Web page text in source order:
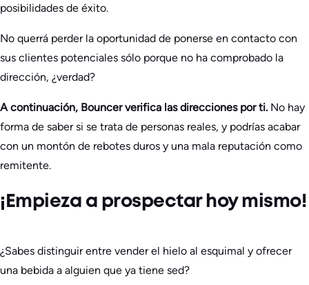
posibilidades de éxito.
No querrá perder la oportunidad de ponerse en contacto con
sus clientes potenciales sólo porque no ha comprobado la
dirección, ¿verdad?
A continuación, Bouncer verifica las direcciones por ti. No hay
forma de saber si se trata de personas reales, y podrías acabar
con un montón de rebotes duros y una mala reputación como
remitente.
¡Empieza a prospectar hoy mismo!
¿Sabes distinguir entre vender el hielo al esquimal y ofrecer
una bebida a alguien que ya tiene sed?